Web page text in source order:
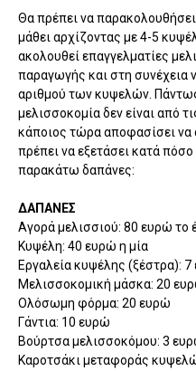
Θα πρέπει να
μάθει αρχίζοντας με 4-5
ακολουθεί επαγγελματίες
παραγωγής και στη συνέχεια
αριθμού των κυψελών.
μελισσοκομία δεν είναι από
κάποιος τώρα αποφασίσει να
πρέπει να εξετάσει κατά
παρακάτω δαπάνες:
ΔΑΠΑΝΕΣ
Αγορά μελισσιού: 80 ευρώ το
Κυψέλη: 40 ευρώ η μία
Εργαλεία κυψέλης (ξέστρα):
Μελισσοκομική μάσκα: 20
Ολόσωμη φόρμα: 20 ευρώ
Γάντια: 10 ευρώ
Βούρτσα μελισσοκόμου: 3
Καροτσάκι μεταφοράς